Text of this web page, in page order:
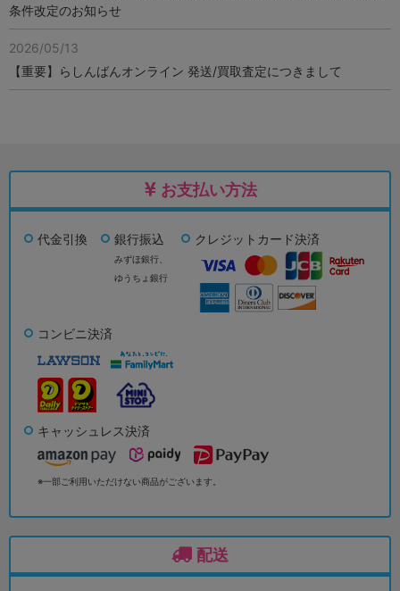
条件改定のお知らせ
2026/05/13
【重要】らしんばんオンライン 発送/買取査定につきまして
お支払い方法
代金引換 銀行振込
みずほ銀行、
ゆうちょ銀行
クレジットカード決済
コンビニ決済
キャッシュレス決済
※一部ご利用いただけない商品がございます。
配送